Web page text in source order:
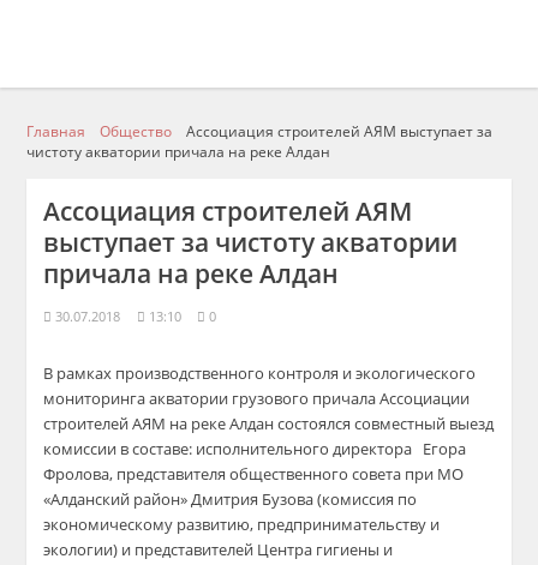
Главная Общество
Ассоциация строителей АЯМ выступает за
чистоту акватории причала на реке Алдан
Ассоциация строителей АЯМ
выступает за чистоту акватории
причала на реке Алдан
30.07.2018 13:10 0
В рамках производственного контроля и экологического
мониторинга акватории грузового причала Ассоциации
строителей АЯМ на реке Алдан состоялся совместный выезд
комиссии в составе: исполнительного директора Егора
Фролова, представителя общественного совета при МО
«Алданский район»Дмитрия Бузова(комиссия по
экономическому развитию, предпринимательству и
экологии) и представителей Центра гигиены и